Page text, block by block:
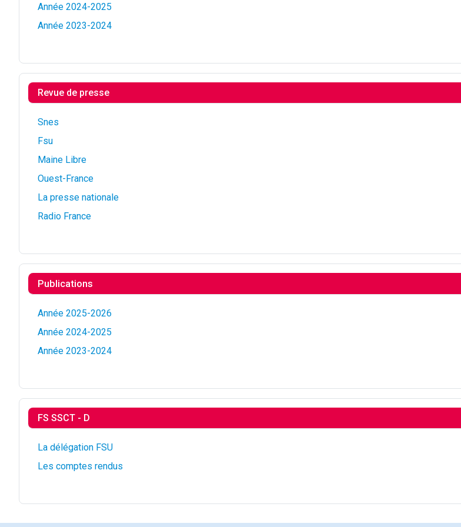
Année 2024-2025
Année 2023-2024
Revue de presse
Snes
Fsu
Maine Libre
Ouest-France
La presse nationale
Radio France
Publications
Année 2025-2026
Année 2024-2025
Année 2023-2024
FS SSCT - D
La délégation FSU
Les comptes rendus